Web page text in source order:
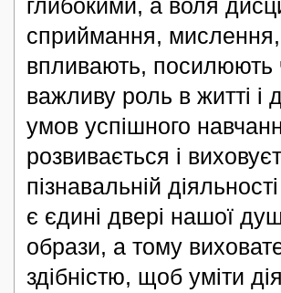
глибокими, а воля
сприймання, мислення,
впливають, посилюють
важливу роль в житті і
умов успішного
розвивається і
пізнавальній
є єдині двері нашої
образи, а тому
здібністю, щоб уміти